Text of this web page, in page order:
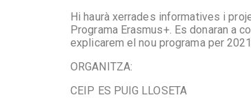
Hi haurà xerrades informatives i
Programa Erasmus+. Es donaran a
explicarem el nou programa per
ORGANITZA:
CEIP ES PUIG LLOSETA